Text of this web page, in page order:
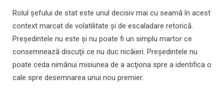
Rolul şefului de stat este unul decisiv mai cu seamă în acest
context marcat de volatilitate şi de escaladare retorică.
Preşedintele nu este şi nu poate fi un simplu martor ce
consemnează discuţii ce nu duc nicăieri. Preşedintele nu
poate ceda nimănui misiunea de a acţiona spre a identifica o
cale spre desemnarea unui nou premier.